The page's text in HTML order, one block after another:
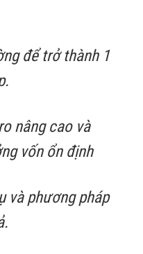
để trở thành 1
nâng cao và
vốn ổn định
và phương pháp